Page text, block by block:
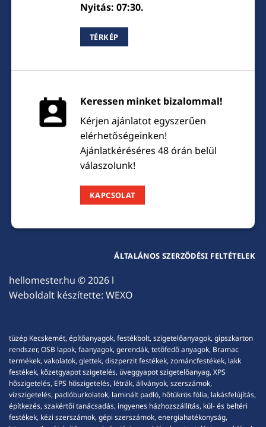
Nyitás: 07:30.
TÉRKÉP
Keressen minket bizalommal!
Kérjen ajánlatot egyszerűen
elérhetőségeinken!
Ajánlatkéréséres 48 órán belül
válaszolunk!
KAPCSOLAT
hellomester.hu © 2026 l
Weboldalt készítette: WEXO
ÁLTALÁNOS SZERZŐDÉSI FELTÉTELEK
tüzép Kecskemét, építőanyagok, festékbolt, szigetelőanyagok, gipszkarton
rendszer, OSB lapok, faanyagok, gerendák, tetőfedő anyagok, Bramac
termékek, vakolatok, glettek, diszperzit festékek, zománcfestékek, lakk
festékek, kőzetgyapot szigetelés, üveggyapot szigetelőanyag, XPS
hőszigetelés, EPS hőszigetelés, létrák, állványok, szerszámok,
vízszigetelés, padlóburkolatok, laminált padló, hőtükrös fólia, lakásfelújítás,
építkezés, szakértői tanácsadás, ingyenes házhozszállítás, kül- és beltéri
festékek, kézi szerszámok, gépi szerszámok, energiahatékonyság,